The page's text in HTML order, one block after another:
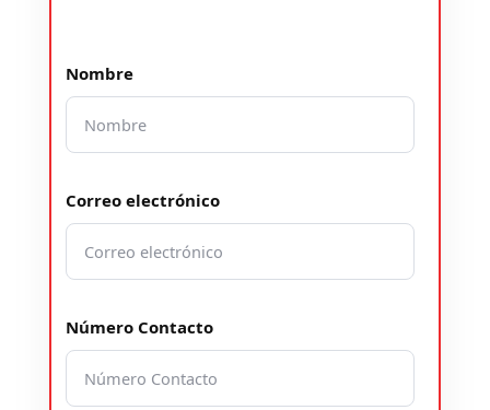
Nombre
Correo electrónico
Número Contacto